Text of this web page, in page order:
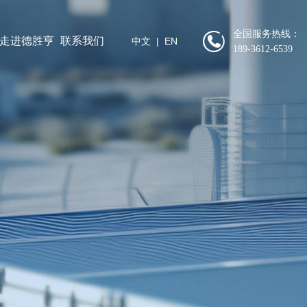
走进德胜亨 联系我们 中文 | EN
全国服务热线：
189-3612-6539